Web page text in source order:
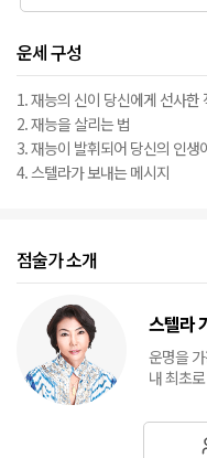
운세 구성
1. 재능의 신이 당신에게 선사한
2. 재능을 살리는 법
3. 재능이 발휘되어 당신의 인생
4. 스텔라가 보내는 메시지
점술가 소개
스텔라
운명을
내 최초